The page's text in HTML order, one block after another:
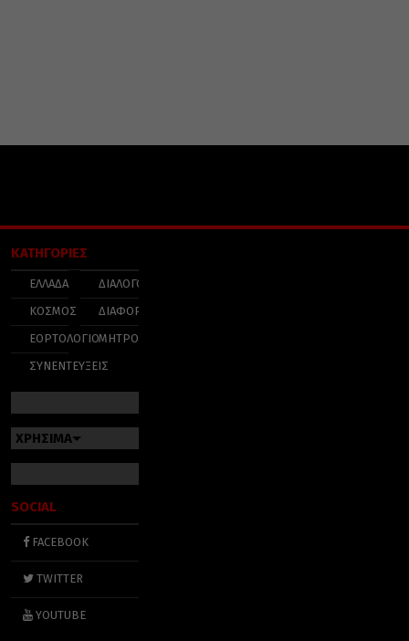
ΚΑΤΗΓΟΡΙΕΣ
ΕΛΛΑΔΑ
ΚΟΣΜΟΣ
ΕΟΡΤΟΛΟΓΙΟ
ΣΥΝΕΝΤΕΥΞΕΙΣ
ΔΙΑΛΟΓΟΣ
ΔΙΑΦΟΡΑ
ΜΗΤΡΟΠΟΛΕΙΣ
ΧΡΗΣΙΜΑ
SOCIAL
FACEBOOK
TWITTER
YOUTUBE